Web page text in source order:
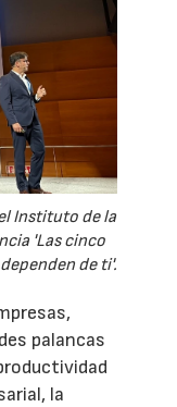
Instituto de la
'Las cinco
de ti'.
palancas
la